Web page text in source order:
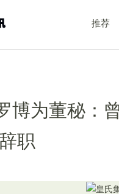
推荐
博为董秘：
职